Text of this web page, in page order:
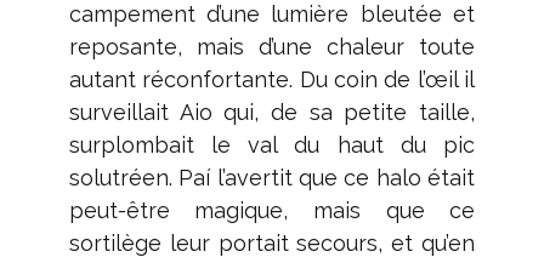
campement d’une lumière bleutée et
reposante, mais d’une chaleur toute
autant réconfortante. Du coin de l’œil il
surveillait Aio qui, de sa petite taille,
surplombait le val du haut du pic
solutréen. Paí l’avertit que ce halo était
peut-être magique, mais que ce
sortilège leur portait secours, et qu’en